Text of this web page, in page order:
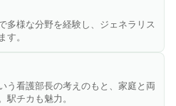
必見！》
多様な分野を経験し、ジェネラリス
。
う看護部長の考えのもと、家庭と両
チカも魅力。